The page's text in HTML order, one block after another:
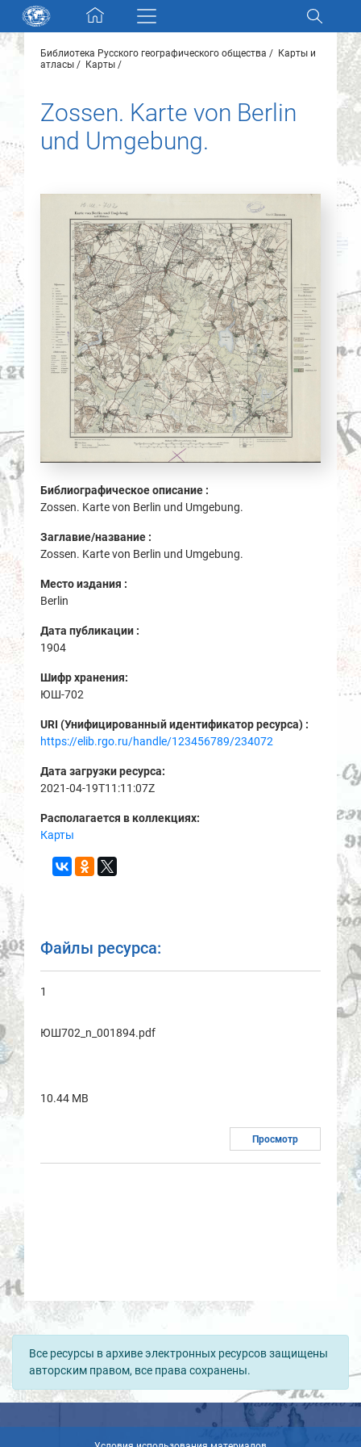
Skip navigation
Разделы и коллекции
Электронный каталог
Новости
О нас
Контакты
Партнеры
Найти
Библиотека Русского географического общества
Карты и
атласы
Карты
Zossen. Karte von Berlin
und Umgebung.
Библиографическое описание :
Zossen. Karte von Berlin und Umgebung.
Заглавие/название :
Zossen. Karte von Berlin und Umgebung.
Место издания :
Berlin
Дата публикации :
1904
Шифр хранения:
ЮШ-702
URI (Унифицированный идентификатор ресурса) :
https://elib.rgo.ru/handle/123456789/234072
Дата загрузки ресурса:
2021-04-19T11:11:07Z
Располагается в коллекциях:
Карты
Файлы ресурса:
1
ЮШ702_n_001894.pdf
10.44 MB
Просмотр
Все ресурсы в архиве электронных ресурсов защищены
авторским правом, все права сохранены.